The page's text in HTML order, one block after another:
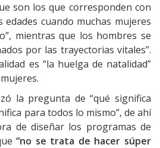
son los que corresponden con
edades cuando muchas mujeres
mientras que los hombres se
por las trayectorias vitales”.
es “la huelga de natalidad”
la pregunta de “qué significa
para todos lo mismo”, de ahí
de diseñar los programas de
“no se trata de hacer súper